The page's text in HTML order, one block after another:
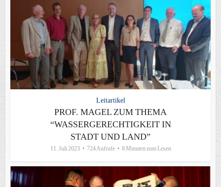
Leitartikel
PROF. MAGEL ZUM THEMA
“WASSERGERECHTIGKEIT IN
STADT UND LAND”
11. Juli 2023 724 Aufrufe 8 Minuten zum Lesen